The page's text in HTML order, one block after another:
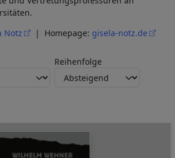
Notz | Homepage: gisela-notz.de
Reihenfolge